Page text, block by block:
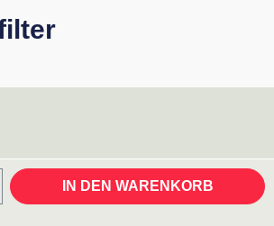
Gib den gewünschten
IN DEN WARENKORB